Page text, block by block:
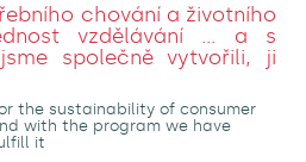
chování a životního
vzdělávání ... a s
společně vytvořili, ji
the sustainability of consumer
with the program we have
it